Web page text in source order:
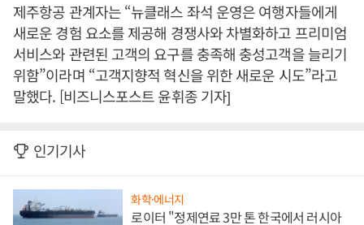
제주항공 관계자는 “뉴클래스 좌석 운영은 여행자들에게
새로운 경험 요소를 제공해 경쟁사와 차별화하고 프리미엄
서비스와 관련된 고객의 요구를 충족해 충성고객을 늘리기
위함”이라며 “고객지향적 혁신을 위한 새로운 시도”라고
말했다. [비즈니스포스트 윤휘종 기자]
인기기사
화학·에너지
로이터 "정제연료 3만 톤 한국에서 러시아